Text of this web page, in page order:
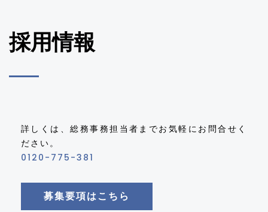
採用情報
詳しくは、総務事務担当者までお気軽にお問合せく
ださい。
0120-775-381
募集要項はこちら